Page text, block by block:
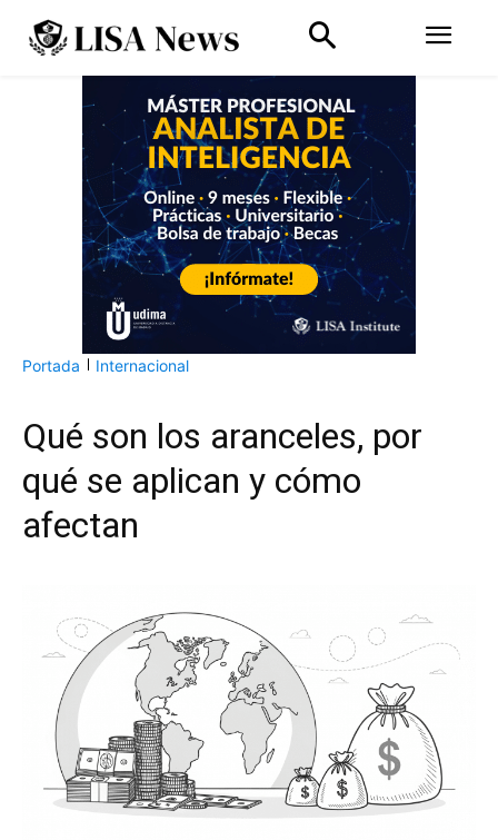
Portada Internacional
Qué son los aranceles, por
qué se aplican y cómo
afectan